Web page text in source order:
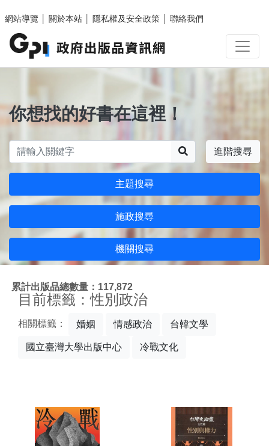
網站導覽
關於本站 隱私權及安全政策 聯絡我們
你想找的好書在這裡！
進階搜尋
主題搜尋
施政搜尋
機關搜尋
累計出版品總數量：117,872
目前標籤：性別政治
相關標籤： 婚姻 情感政治 台韓文學
國立臺灣大學出版中心 冷戰文化